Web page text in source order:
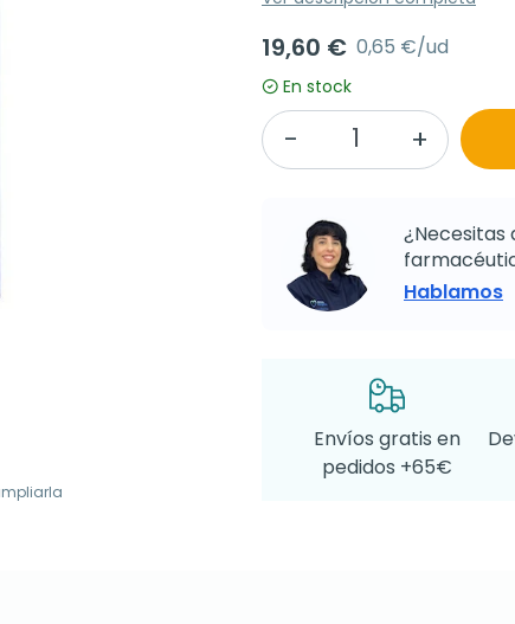
19,60 € 0,65 €/ud
En stock
¿Necesitas
Hablamos
Envíos gratis en
pedidos +65€